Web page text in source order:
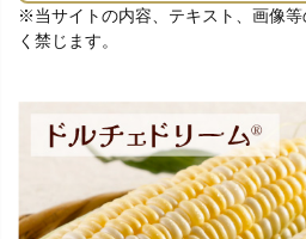
※当サイトの内容、テキスト、画像
く禁じます。